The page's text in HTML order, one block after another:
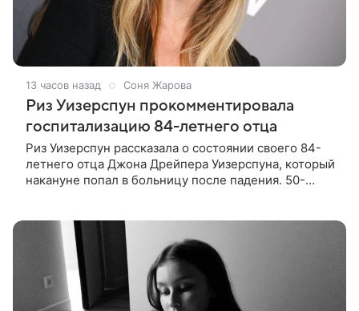
13 часов назад Соня Жарова
Риз Уизерспун прокомментировала
госпитализацию 84-летнего отца
Риз Уизерспун рассказала о состоянии своего 84-
летнего отца Джона Дрейпера Уизерспуна, который
накануне попал в больницу после падения. 50-